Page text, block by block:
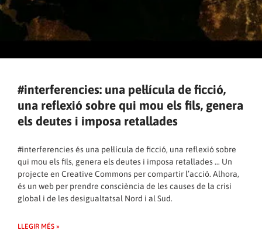
#interferencies: una pel·lícula de ficció,
una reflexió sobre qui mou els fils, genera
els deutes i imposa retallades
#interferencies és una pel·lícula de ficció, una reflexió sobre
qui mou els fils, genera els deutes i imposa retallades … Un
projecte en Creative Commons per compartir l’acció. Alhora,
és un web per prendre consciència de les causes de la crisi
global i de les desigualtatsal Nord i al Sud.
LLEGIR MÉS »